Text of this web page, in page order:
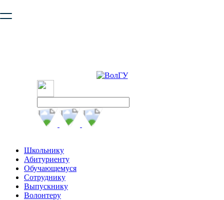
безопасную работу с сайтом. Пожалуйста
Школьнику
Абитуриенту
Обучающемуся
Сотруднику
Выпускнику
Волонтеру